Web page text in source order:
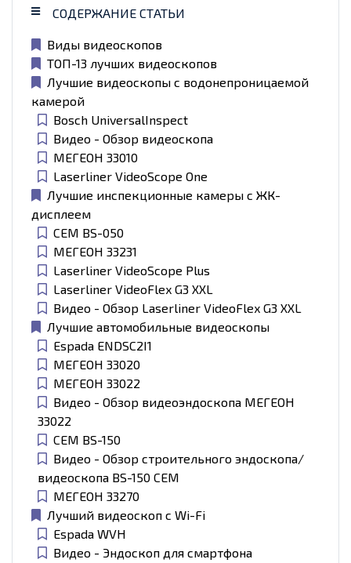
СОДЕРЖАНИЕ СТАТЬИ
Виды видеоскопов
ТОП-13 лучших видеоскопов
Лучшие видеоскопы с водонепроницаемой
камерой
Bosch UniversalInspect
Видео - Обзор видеоскопа
МЕГЕОН 33010
Laserliner VideoScope One
Лучшие инспекционные камеры с ЖК-
дисплеем
CEM BS-050
МЕГЕОН 33231
Laserliner VideoScope Plus
Laserliner VideoFlex G3 XXL
Видео - Обзор Laserliner VideoFlex G3 XXL
Лучшие автомобильные видеоскопы
Espada ENDSC2I1
МЕГЕОН 33020
МЕГЕОН 33022
Видео - Обзор видеоэндоскопа МЕГЕОН
33022
CEM BS-150
Видео - Обзор строительного эндоскопа/
видеоскопа BS-150 CEM
МЕГЕОН 33270
Лучший видеоскоп с Wi-Fi
Espada WVH
Видео - Эндоскоп для смартфона